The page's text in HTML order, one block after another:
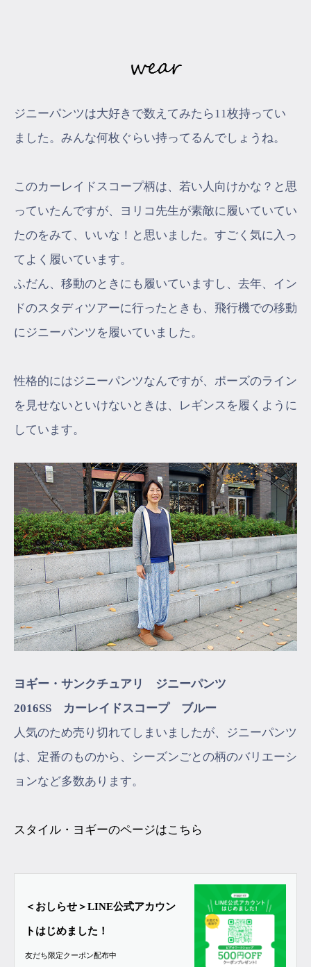
ジニーパンツは大好きで数えてみたら11枚持ってい
ました。みんな何枚ぐらい持ってるんでしょうね。
このカーレイドスコープ柄は、若い人向けかな？と思
っていたんですが、ヨリコ先生が素敵に履いていてい
たのをみて、いいな！と思いました。すごく気に入っ
てよく履いています。
ふだん、移動のときにも履いていますし、去年、イン
ドのスタディツアーに行ったときも、飛行機での移動
にジニーパンツを履いていました。
性格的にはジニーパンツなんですが、ポーズのライン
を見せないといけないときは、レギンスを履くように
しています。
ヨギー・サンクチュアリ ジニーパンツ
2016SS カーレイドスコープ ブルー
人気のため売り切れてしまいましたが、ジニーパンツ
は、定番のものから、シーズンごとの柄のバリエーシ
ョンなど多数あります。
スタイル・ヨギーのページはこちら
＜おしらせ＞LINE公式アカウン
トはじめました！
友だち限定クーポン配布中